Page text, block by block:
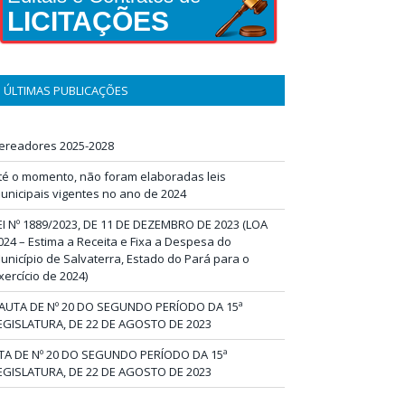
LICITAÇÕES
ÚLTIMAS PUBLICAÇÕES
2025-2028
o momento, não foram elaboradas leis
vigentes no ano de 2024
Nº 1889/2023, DE 11 DE DEZEMBRO DE 2023 (LOA
– Estima a Receita e Fixa a Despesa do
de Salvaterra, Estado do Pará para o
de 2024)
DE Nº 20 DO SEGUNDO PERÍODO DA 15ª
DE 22 DE AGOSTO DE 2023
DE Nº 20 DO SEGUNDO PERÍODO DA 15ª
DE 22 DE AGOSTO DE 2023